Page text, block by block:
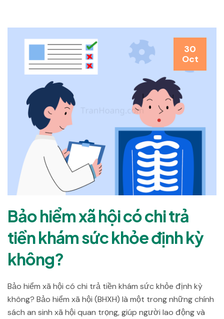
30
Oct
Bảo hiểm xã hội có chi trả
tiền khám sức khỏe định kỳ
không?
Bảo hiểm xã hội có chi trả tiền khám sức khỏe định kỳ
không? Bảo hiểm xã hội (BHXH) là một trong những chính
sách an sinh xã hội quan trọng, giúp người lao động và